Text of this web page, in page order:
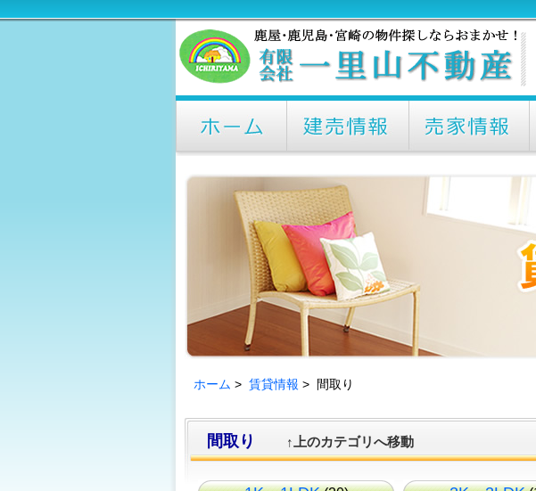
ホーム > 賃貸情報 > 間取り
間取り ↑上のカテゴリへ移動